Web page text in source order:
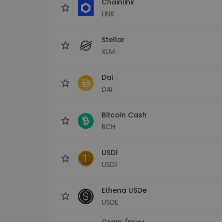
LINK
Stellar
XLM
Dai
DAI
Bitcoin Cash
BCH
USD1
USD1
Ethena USDe
USDE